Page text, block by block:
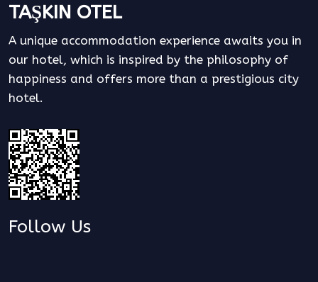
TAŞKIN OTEL
A unique accommodation experience awaits you in
our hotel, which is inspired by the philosophy of
happiness and offers more than a prestigious city
hotel.
Follow Us